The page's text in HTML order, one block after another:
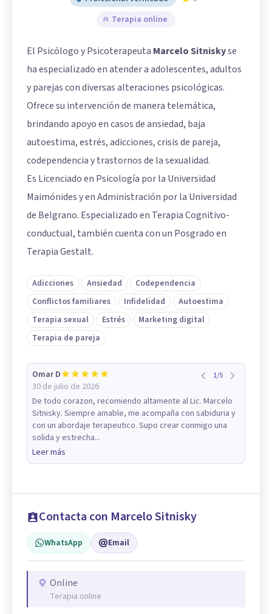
Terapia online
El Psicólogo y Psicoterapeuta Marcelo Sitniskyse
ha especializado en atender a adolescentes, adultos
y parejas con diversas alteraciones psicológicas.
Ofrece su intervención de manera telemática,
brindando apoyo en casos de ansiedad, baja
autoestima, estrés, adicciones, crisis de pareja,
codependencia y trastornos de la sexualidad.
Es Licenciado en Psicología por la Universidad
Maimónides y en Administración por la Universidad
de Belgrano. Especializado en Terapia Cognitivo-
conductual, también cuenta con un Posgrado en
Terapia Gestalt.
Adicciones Ansiedad
Codependencia
Conflictos familiares
Infidelidad
Autoestima
Terapia sexual
Estrés
Marketing digital
Terapia de pareja
Omar D
30 de julio de 2026
1/5
De todo corazon, recomiendo altamente al Lic. Marcelo
Sitnisky. Siempre amable, me acompaña con sabiduria y
con un abordaje terapeutico. Supo crear conmigo una
solida y estrecha...
Leer más
Contacta con Marcelo Sitnisky
WhatsApp Email
Online
Terapia online